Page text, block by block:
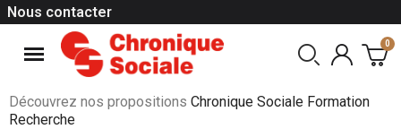
Nous contacter
Découvrez nos propositions Chronique Sociale Formation
Recherche